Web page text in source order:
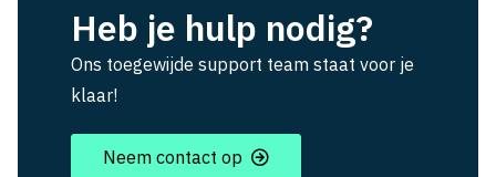
Heb je hulp nodig?
Ons toegewijde support team staat voor je
klaar!
Neem contact op